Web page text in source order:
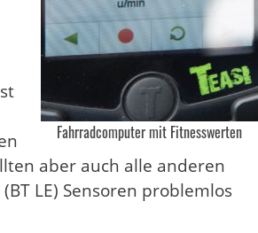
Fahrradcomputer mit Fitnesswerten
aber auch alle anderen
LE) Sensoren problemlos